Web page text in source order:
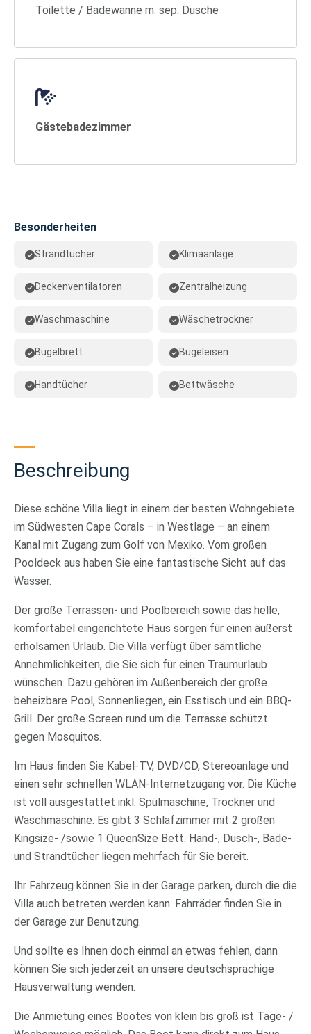
Toilette / Badewanne m. sep. Dusche
Gästebadezimmer
Besonderheiten
Strandtücher Klimaanlage
Deckenventilatoren Zentralheizung
Waschmaschine Wäschetrockner
Bügelbrett Bügeleisen
Handtücher Bettwäsche
Beschreibung
Diese schöne Villa liegt in einem der besten Wohngebiete
im Südwesten Cape Corals – in Westlage – an einem
Kanal mit Zugang zum Golf von Mexiko. Vom großen
Pooldeck aus haben Sie eine fantastische Sicht auf das
Wasser.
Der große Terrassen- und Poolbereich sowie das helle,
komfortabel eingerichtete Haus sorgen für einen äußerst
erholsamen Urlaub. Die Villa verfügt über sämtliche
Annehmlichkeiten, die Sie sich für einen Traumurlaub
wünschen. Dazu gehören im Außenbereich der große
beheizbare Pool, Sonnenliegen, ein Esstisch und ein BBQ-
Grill. Der große Screen rund um die Terrasse schützt
gegen Mosquitos.
Im Haus finden Sie Kabel-TV, DVD/CD, Stereoanlage und
einen sehr schnellen WLAN-Internetzugang vor. Die Küche
ist voll ausgestattet inkl. Spülmaschine, Trockner und
Waschmaschine. Es gibt 3 Schlafzimmer mit 2 großen
Kingsize- /sowie 1 QueenSize Bett. Hand-, Dusch-, Bade-
und Strandtücher liegen mehrfach für Sie bereit.
Ihr Fahrzeug können Sie in der Garage parken, durch die die
Villa auch betreten werden kann. Fahrräder finden Sie in
der Garage zur Benutzung.
Und sollte es Ihnen doch einmal an etwas fehlen, dann
können Sie sich jederzeit an unsere deutschsprachige
Hausverwaltung wenden.
Die Anmietung eines Bootes von klein bis groß ist Tage- /